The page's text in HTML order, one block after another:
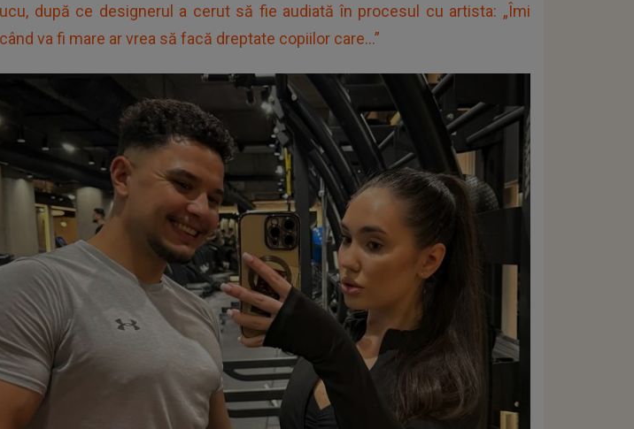
după ce designerul a cerut să fie audiată în procesul cu artista: „Îmi
va fi mare ar vrea să facă dreptate copiilor care...”